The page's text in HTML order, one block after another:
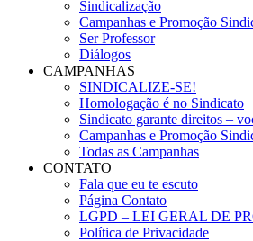
Sindicalização
Campanhas e Promoção
Ser Professor
Diálogos
CAMPANHAS
SINDICALIZE-SE!
Homologação é no Sindicato
Sindicato garante direitos –
Campanhas e Promoção
Todas as Campanhas
CONTATO
Fala que eu te escuto
Página Contato
LGPD – LEI GERAL DE
Política de Privacidade